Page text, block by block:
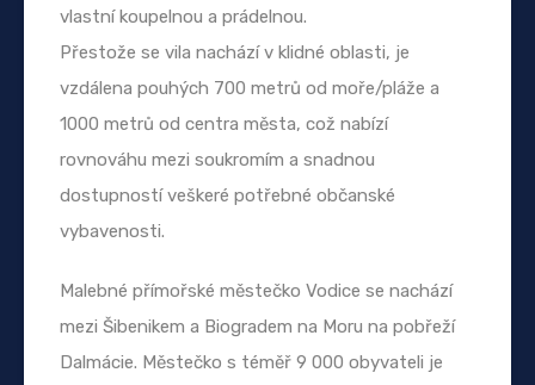
vlastní koupelnou a prádelnou.
Přestože se vila nachází v klidné oblasti, je
vzdálena pouhých 700 metrů od moře/pláže a
1000 metrů od centra města, což nabízí
rovnováhu mezi soukromím a snadnou
dostupností veškeré potřebné občanské
vybavenosti.
Malebné přímořské městečko Vodice se nachází
mezi Šibenikem a Biogradem na Moru na pobřeží
Dalmácie. Městečko s téměř 9 000 obyvateli je